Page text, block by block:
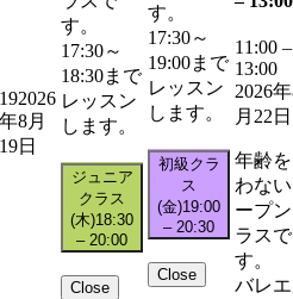
192026
年8月
19日
す。
17:30～
18:30まで
レッスン
します。
ジュニア
クラス
(木)18:30
– 20:00
Close
す。
17:30～
19:00まで
レッスン
します。
初級クラ
ス
(金)19:00
– 20:30
Close
11:00 –
13:00
2026
月22日
年齢
わな
ープ
ラスで
す。
バレ